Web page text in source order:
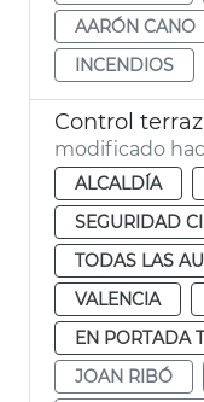
AARÓN CANO
INCENDIOS
Control
modificado
ALCALDÍA
SEGURIDAD
TODAS LAS
VALENCIA
EN PORTADA
JOAN RIBÓ